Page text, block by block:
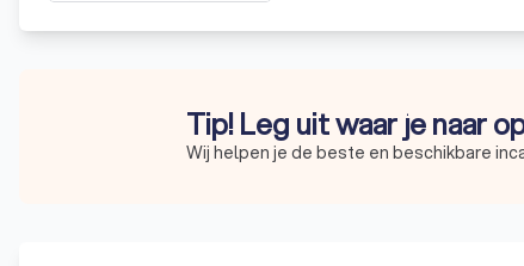
Tip! Leg uit waar je naar
Wij helpen je de beste en beschikbare